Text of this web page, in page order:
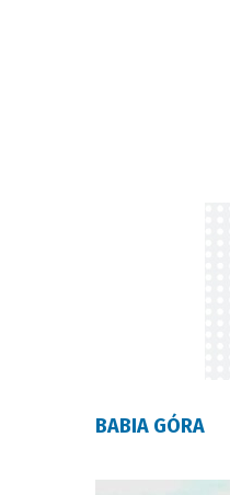
BABIA GÓRA